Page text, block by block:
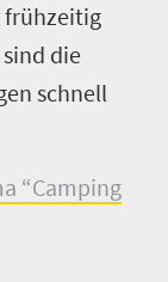
frühzeitig
die
schnell
“Camping